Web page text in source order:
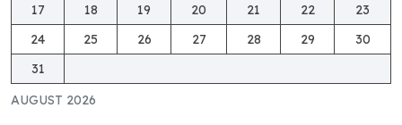
AUGUST 2026
17
18 19 20 21 22
23
24
25 26 27 28 29
30
31